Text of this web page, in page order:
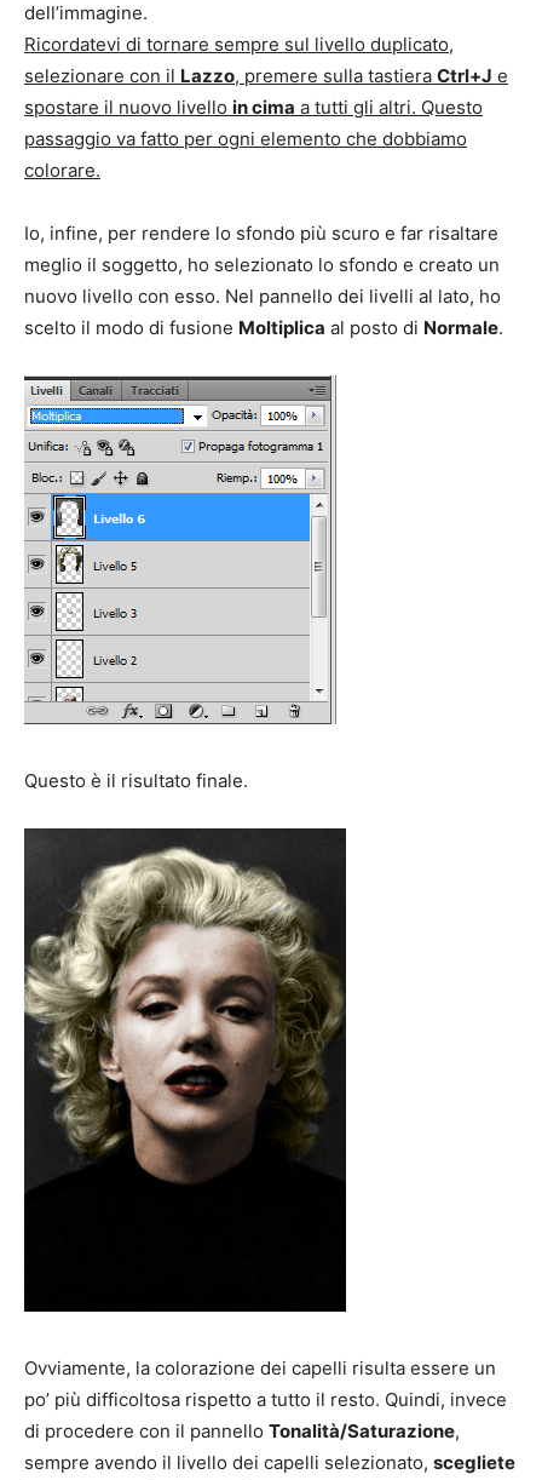
dell’immagine.
Ricordatevi di tornare sempre sul livello duplicato,
selezionare con il Lazzo, premere sulla tastiera Ctrl+J e
spostare il nuovo livello in cima a tutti gli altri. Questo
passaggio va fatto per ogni elemento che dobbiamo
colorare.
Io, infine, per rendere lo sfondo più scuro e far risaltare
meglio il soggetto, ho selezionato lo sfondo e creato un
nuovo livello con esso. Nel pannello dei livelli al lato, ho
scelto il modo di fusione Moltiplica al posto di Normale.
Questo è il risultato finale.
Ovviamente, la colorazione dei capelli risulta essere un
po’ più difficoltosa rispetto a tutto il resto. Quindi, invece
di procedere con il pannello Tonalità/Saturazione,
sempre avendo il livello dei capelli selezionato, scegliete